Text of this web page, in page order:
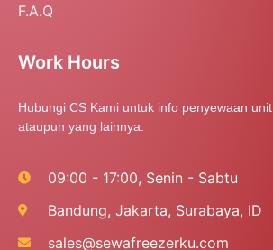
F.A.Q
Work Hours
Hubungi CS Kami untuk info penyewaan
ataupun yang lainnya.
09:00 - 17:00, Senin - Sabtu
Bandung, Jakarta, Surabaya, ID
sales@sewafreezerku.com